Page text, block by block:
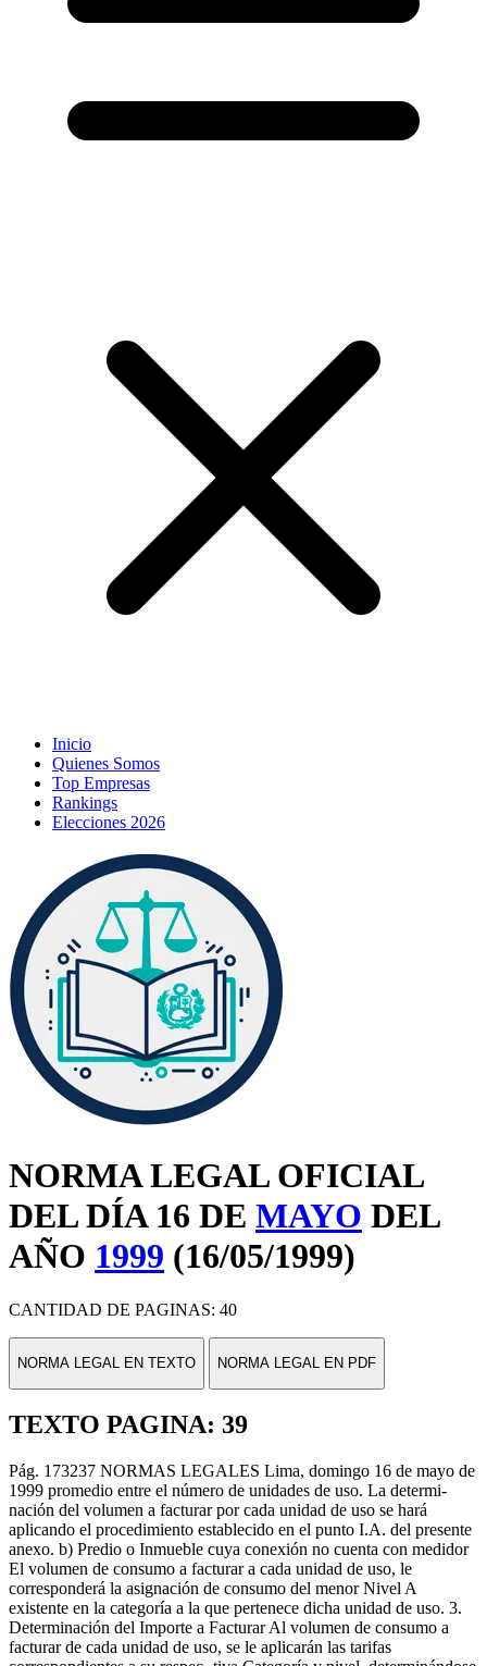
Inicio
Quienes Somos
Top Empresas
Rankings
Elecciones 2026
NORMA LEGAL OFICIAL
DEL DÍA 16 DE MAYO DEL
AÑO 1999 (16/05/1999)
CANTIDAD DE PAGINAS: 40
NORMA LEGAL EN TEXTO NORMA LEGAL EN PDF
TEXTO PAGINA: 39
Pág. 173237 NORMAS LEGALES Lima, domingo 16 de mayo de
1999 promedio entre el número de unidades de uso. La determi-
nación del volumen a facturar por cada unidad de uso se hará
aplicando el procedimiento establecido en el punto I.A. del presente
anexo. b) Predio o Inmueble cuya conexión no cuenta con medidor
El volumen de consumo a facturar a cada unidad de uso, le
corresponderá la asignación de consumo del menor Nivel A
existente en la categoría a la que pertenece dicha unidad de uso. 3.
Determinación del Importe a Facturar Al volumen de consumo a
facturar de cada unidad de uso, se le aplicarán las tarifas